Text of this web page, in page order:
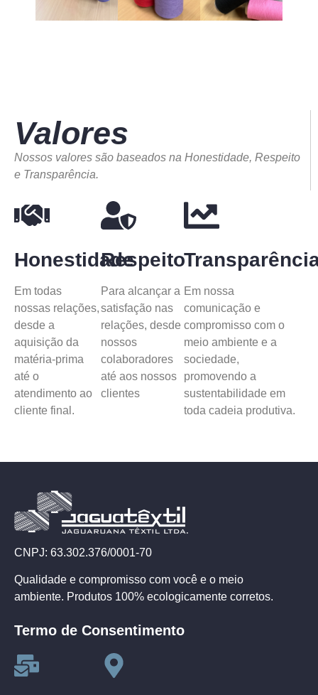
Valores
Nossos valores são baseados na Honestidade, Respeito
e Transparência.
Honestidade
Em todas
nossas relações,
desde a
aquisição da
matéria-prima
até o
atendimento ao
cliente final.
Respeito
Para alcançar a
satisfação nas
relações, desde
nossos
colaboradores
até aos nossos
clientes
Em nossa
comunicação e
compromisso com o
meio ambiente e a
sociedade,
promovendo a
sustentabilidade em
toda cadeia produtiva.
CNPJ: 63.302.376/0001-70
Qualidade e compromisso com você e o meio
ambiente. Produtos 100% ecologicamente corretos.
Termo de Consentimento